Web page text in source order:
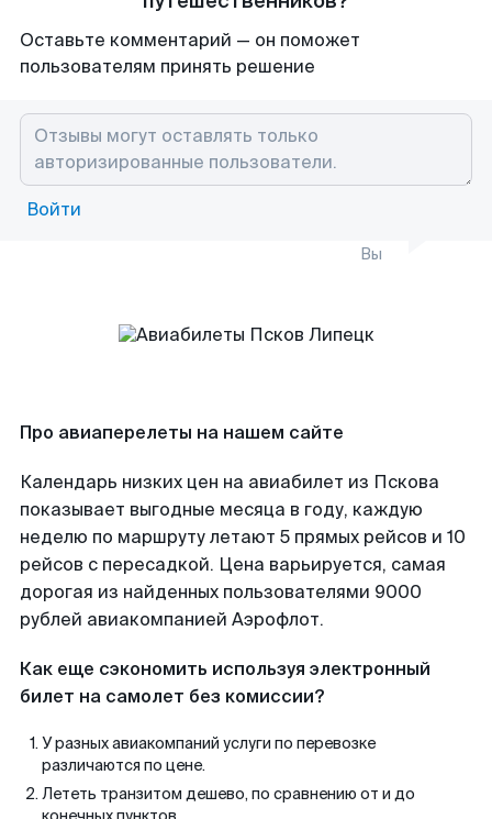
Оставьте комментарий — он поможет
пользователям принять решение
Войти
Вы
Про авиаперелеты на нашем сайте
Календарь низких цен на авиабилет из Пскова
показывает выгодные месяца в году, каждую
неделю по маршруту летают 5 прямых рейсов и 10
рейсов с пересадкой. Цена варьируется, самая
дорогая из найденных пользователями 9000
рублей авиакомпанией Аэрофлот.
Как еще сэкономить используя электронный
билет на самолет без комиссии?
У разных авиакомпаний услуги по перевозке
различаются по цене.
Лететь транзитом дешево, по сравнению от и до